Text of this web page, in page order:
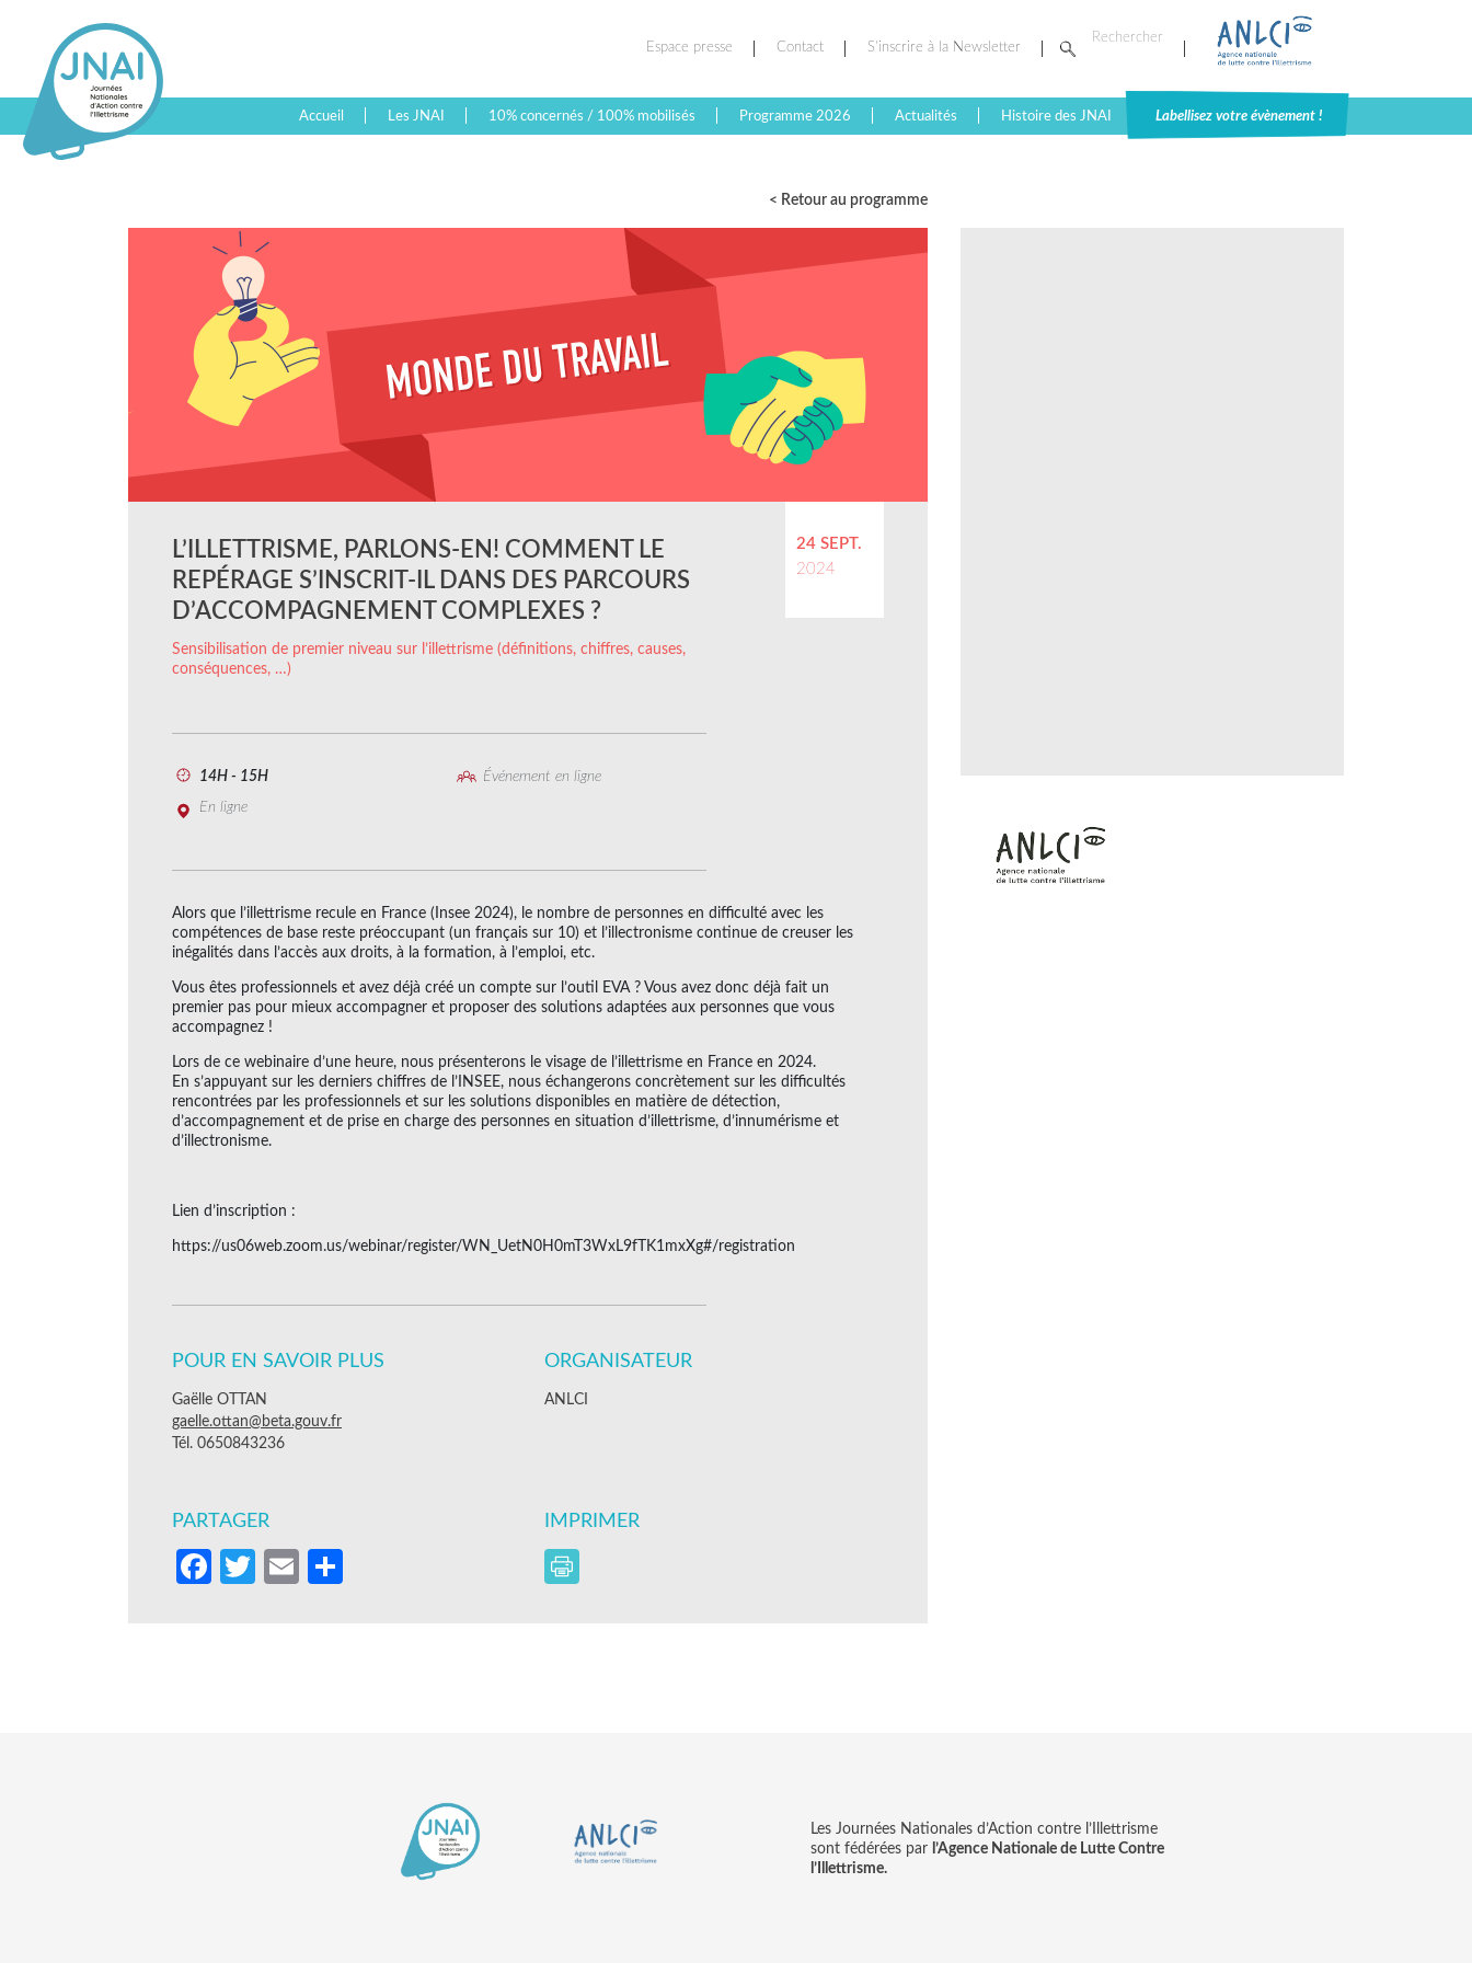
Espace presse Contact S’inscrire à la Newsletter
Accueil Les JNAI 10% concernés / 100% mobilisés Programme 2026 Actualités Histoire des JNAI Labellisez votre évènement !
< Retour au programme
24 SEPT.
2024
L’ILLETTRISME, PARLONS-EN! COMMENT LE
REPÉRAGE S’INSCRIT-IL DANS DES PARCOURS
D’ACCOMPAGNEMENT COMPLEXES ?
Sensibilisation de premier niveau sur l’illettrisme (définitions, chiffres, causes,
conséquences, …)
14H - 15H
Événement en ligne
En ligne
Alors que l’illettrisme recule en France (Insee 2024), le nombre de personnes en difficulté avec les
compétences de base reste préoccupant (un français sur 10) et l’illectronisme continue de creuser les
inégalités dans l’accès aux droits, à la formation, à l’emploi, etc.
Vous êtes professionnels et avez déjà créé un compte sur l’outil EVA ? Vous avez donc déjà fait un
premier pas pour mieux accompagner et proposer des solutions adaptées aux personnes que vous
accompagnez !
Lors de ce webinaire d’une heure, nous présenterons le visage de l’illettrisme en France en 2024.
En s’appuyant sur les derniers chiffres de l’INSEE, nous échangerons concrètement sur les difficultés
rencontrées par les professionnels et sur les solutions disponibles en matière de détection,
d’accompagnement et de prise en charge des personnes en situation d’illettrisme, d’innumérisme et
d’illectronisme.
Lien d’inscription :
https://us06web.zoom.us/webinar/register/WN_UetN0H0mT3WxL9fTK1mxXg#/registration
POUR EN SAVOIR PLUS
Gaëlle OTTAN
gaelle.ottan@beta.gouv.fr
Tél. 0650843236
ORGANISATEUR
ANLCI
PARTAGER
Facebook
Twitter
Email
IMPRIMER
Les Journées Nationales d’Action contre l’Illettrisme
sont fédérées par l’Agence Nationale de Lutte Contre
l’Illettrisme.